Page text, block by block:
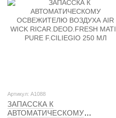
Артикул: A1088
ЗАПАССКА К
АВТОМАТИЧЕСКОМУ